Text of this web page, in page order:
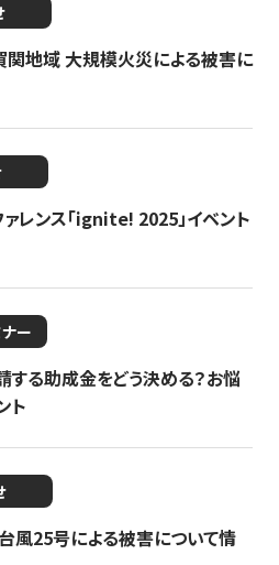
関地域 大規模火災による被害に
レンス「ignite! 2025」イベント
ナー
する助成金をどう決める？お悩
ト
風25号による被害について情